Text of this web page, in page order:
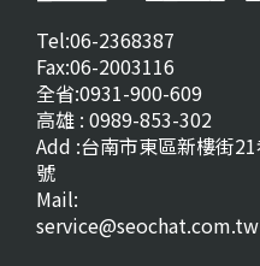
Tel:06-2368387
Fax:06-2003116
全省:0931-900-609
高雄 : 0989-853-302
Add :台南市東區新樓街
號
Mail:
service@seochat.com.tw